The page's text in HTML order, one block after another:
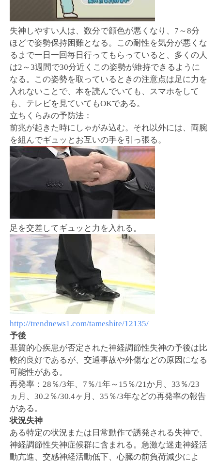
失神しやすい人は、数分で顔色が悪くなり、7～8分
ほどで姿勢保持困難となる。この耐性を気分が悪くな
るまで一日一回毎日行ってもらっていると、多くの人
は2～3週間で30分近くこの姿勢が維持できるように
なる。この姿勢を取っているときの注意点は足に力を
入れないことで、本を読んでいても、スマホをして
も、テレビを見ていてもOKである。
立ちくらみの予防法：
前兆が起きた時にしゃがみ込む。それ以外には、両腕
を組んでギュッとお互いの手を引っ張る。
足を交差してギュッと力を入れる。
http://trendnews1.com/tameshite/12135/
予後
基質的心疾患が否定された神経調節性失神の予後は比
較的良好であるが、交通事故や外傷などの原因になる
可能性がある。
再発率：28％/3年、7％/1年～15％/21か月、33％/23
ヵ月、30.2％/30.4ヶ月、35％/3年などの再発率の報告
がある。
状況失神
ある特定の状況または日常動作で誘発される失神で、
神経調節性失神症候群に含まれる。急激な迷走神経活
動亢進、交感神経活動低下、心臓の前負荷減少によ